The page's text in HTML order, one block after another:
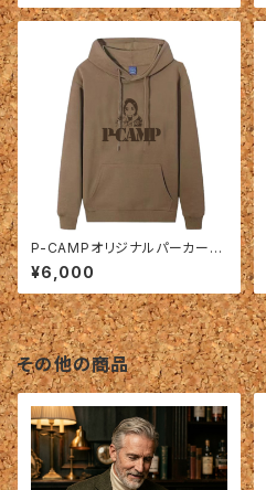
P-CAMPオリジナルパーカー
裏起毛 ブラウン
¥6,000
その他の商品